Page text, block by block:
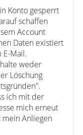
Konto gesperrt
schaffen
Account
Daten existiert
Mail.
weder
Löschung
ich mit der
mich erneut
Anliegen